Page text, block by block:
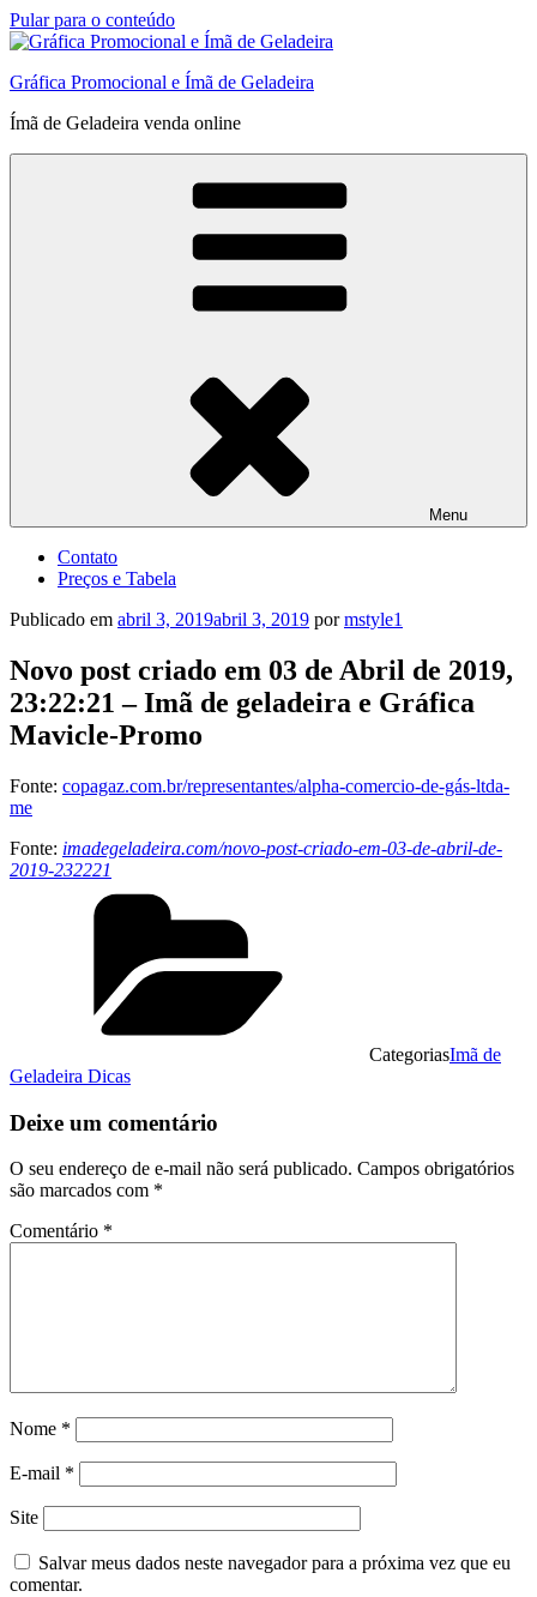
Pular para o conteúdo
Gráfica Promocional e Ímã de Geladeira
Ímã de Geladeira venda online
Menu
Contato
Preços e Tabela
Publicado em abril 3, 2019abril 3, 2019 pormstyle1
Novo post criado em 03 de Abril de 2019,
23:22:21 – Imã de geladeira e Gráfica
Mavicle-Promo
Fonte: copagaz.com.br/representantes/alpha-comercio-de-gás-ltda-
me
Fonte: imadegeladeira.com/novo-post-criado-em-03-de-abril-de-
2019-232221
CategoriasImã de
Geladeira Dicas
Deixe um comentário
O seu endereço de e-mail não será publicado. Campos obrigatórios
são marcados com *
Comentário *
Nome *
E-mail *
Site
Salvar meus dados neste navegador para a próxima vez que eu
comentar.